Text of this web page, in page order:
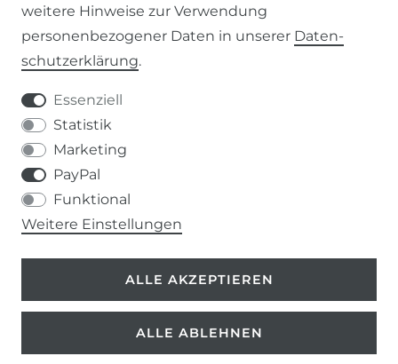
WIDERRUFSRECHT
IMPRESSUM
DATENSCHUTZERKLÄRUNG
037207-995665
info@kern-holz.com
weitere Hinweise zur Verwendung
personenbezogener Daten in unserer Daten­
schutz­erklärung.
Essenziell
Statistik
Marketing
PayPal
Funktional
Weitere Einstellungen
ALLE AKZEPTIEREN
ALLE ABLEHNEN